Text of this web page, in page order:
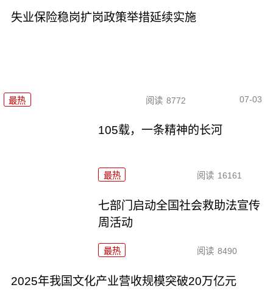
失业保险稳岗扩岗政策举措延续实施
最热 阅读 8772 07-03
105载，一条精神的长河
最热 阅读 16161
七部门启动全国社会救助法宣传
周活动
最热 阅读 8490
2025年我国文化产业营收规模突破20万亿元